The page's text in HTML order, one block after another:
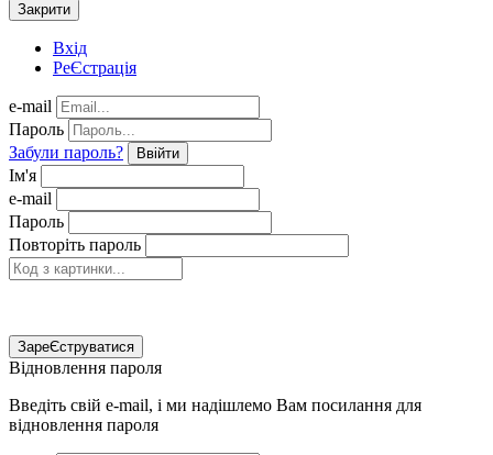
Закрити
Вхід
РеЄстрація
e-mail
Пароль
Забули пароль?
Ввійти
Ім'я
e-mail
Пароль
Повторіть пароль
ЗареЄструватися
Відновлення пароля
Введіть свій e-mail, і ми надішлемо Вам посилання для
відновлення пароля